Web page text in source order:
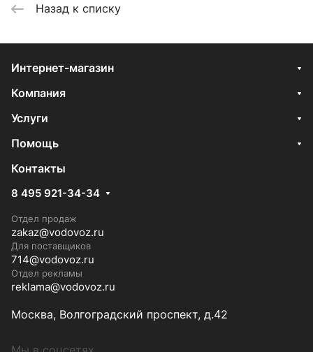
Назад к списку
Интернет-магазин
Компания
Услуги
Помощь
Контакты
8 495 921-34-34
Отдел продаж
zakaz@vodovoz.ru
Для поставщиков
714@vodovoz.ru
Отдел рекламы
reklama@vodovoz.ru
Москва, Волгоградский проспект, д.42